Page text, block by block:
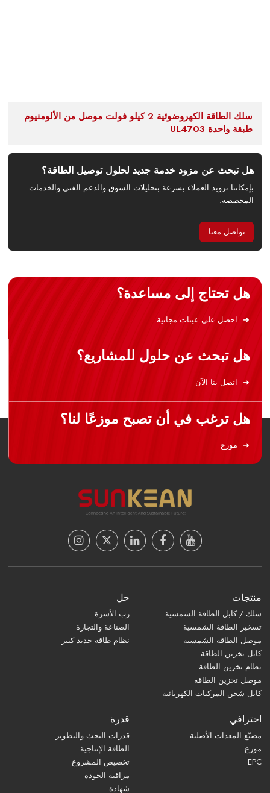
سلك الطاقة الكهروضوئية 2 كيلو فولت موصل من الألومنيوم
طبقة واحدة UL4703
هل تبحث عن مزود خدمة جديد لحلول توصيل الطاقة؟
بإمكاننا تزويد العملاء بسرعة بتحليلات السوق والدعم الفني والخدمات
المخصصة.
تواصل معنا
هل تحتاج إلى مساعدة؟
احصل على عينات مجانية
هل تبحث عن حلول للمشاريع؟
اتصل بنا الآن
هل ترغب في أن تصبح موزعًا لنا؟
موزع
منتجات
سلك / كابل الطاقة الشمسية
تسخير الطاقة الشمسية
موصل الطاقة الشمسية
كابل تخزين الطاقة
نظام تخزين الطاقة
موصل تخزين الطاقة
كابل شحن المركبات الكهربائية
حل
رب الأسرة
الصناعة والتجارة
نظام طاقة جديد كبير
احترافي
مصنّع المعدات الأصلية
موزع
EPC
قدرة
قدرات البحث والتطوير
الطاقة الإنتاجية
تخصيص المشروع
مراقبة الجودة
شهادة